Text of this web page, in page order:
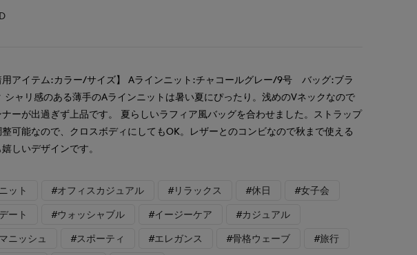
用アイテム:カラー/サイズ】 Aラインニット:チャコールグレー/9号 バッグ:ブラ
シャリ感のある薄手のAラインニットは暑い夏にぴったり。浅めのVネックなので
ナーが出過ぎず上品です。 夏らしいラフィア風バッグを合わせました。ストラップ
整可能なので、クロスボディにしてもOK。レザーとのコンビなので秋まで使える
しいデザインです。
ット #オフィスカジュアル #リラックス #休日 #女子会
ート #ウォッシャブル #イージーケア #カジュアル
ニッシュ #スポーティ #エレガンス #骨格ウェーブ #旅行